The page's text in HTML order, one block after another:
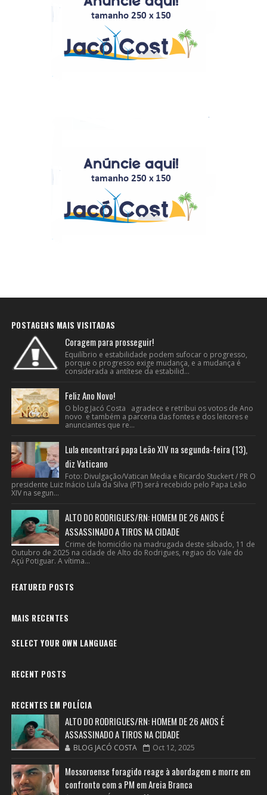
POSTAGENS MAIS VISITADAS
Coragem para prosseguir!
Equilíbrio e estabilidade podem sufocar o progresso,
porque o progresso exige mudança, e a mudança é
considerada a antítese da estabilid...
Feliz Ano Novo!
O blog Jacó Costa agradece e retribui os votos de Ano
novo e também a parceria das fontes e dos leitores e
anunciantes que re...
Lula encontrará papa Leão XIV na segunda-feira (13),
diz Vaticano
Foto: Divulgação/Vatican Media e Ricardo Stuckert / PR O
presidente Luiz Inácio Lula da Silva (PT) será recebido pelo Papa Leão
XIV na segun...
ALTO DO RODRIGUES/RN: HOMEM DE 26 ANOS É
ASSASSINADO A TIROS NA CIDADE
Crime de homicídio na madrugada deste sábado, 11 de
Outubro de 2025 na cidade de Alto do Rodrigues, regiao do Vale do
Açú Potiguar. A vítima...
FEATURED POSTS
MAIS RECENTES
SELECT YOUR OWN LANGUAGE
RECENT POSTS
RECENTES EM POLÍCIA
ALTO DO RODRIGUES/RN: HOMEM DE 26 ANOS É
ASSASSINADO A TIROS NA CIDADE
BLOG JACÓ COSTA Oct 12, 2025
Mossoroense foragido reage à abordagem e morre em
confronto com a PM em Areia Branca